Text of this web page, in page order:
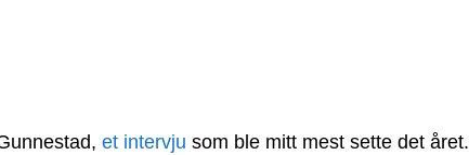
et intervju som ble mitt mest sette det året.